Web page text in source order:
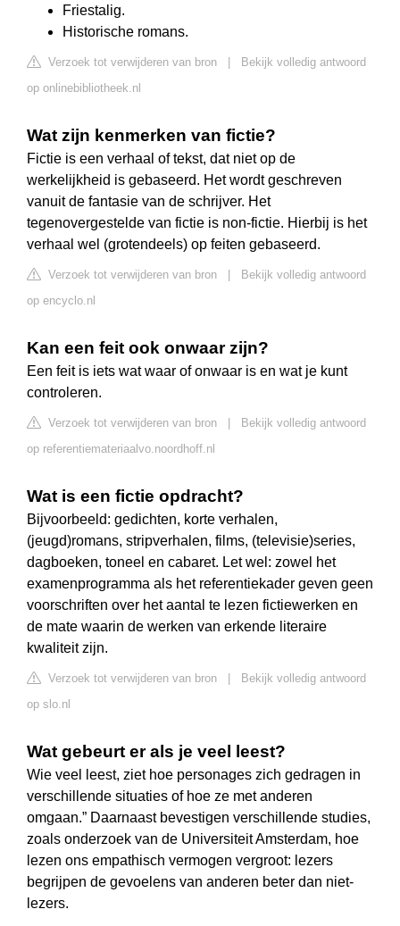
Friestalig.
Historische romans.
Verzoek tot verwijderen van bron
Bekijk volledig antwoord
op onlinebibliotheek.nl
Wat zijn kenmerken van fictie?
Fictie is een verhaal of tekst, dat niet op de
werkelijkheid is gebaseerd. Het wordt geschreven
vanuit de fantasie van de schrijver. Het
tegenovergestelde van fictie is non-fictie. Hierbij is het
verhaal wel (grotendeels) op feiten gebaseerd.
Verzoek tot verwijderen van bron
Bekijk volledig antwoord
op encyclo.nl
Kan een feit ook onwaar zijn?
Een feit is iets wat waar of onwaar is en wat je kunt
controleren.
Verzoek tot verwijderen van bron
Bekijk volledig antwoord
op referentiemateriaalvo.noordhoff.nl
Wat is een fictie opdracht?
Bijvoorbeeld: gedichten, korte verhalen,
(jeugd)romans, stripverhalen, films, (televisie)series,
dagboeken, toneel en cabaret. Let wel: zowel het
examenprogramma als het referentiekader geven geen
voorschriften over het aantal te lezen fictiewerken en
de mate waarin de werken van erkende literaire
kwaliteit zijn.
Verzoek tot verwijderen van bron
Bekijk volledig antwoord
op slo.nl
Wat gebeurt er als je veel leest?
Wie veel leest, ziet hoe personages zich gedragen in
verschillende situaties of hoe ze met anderen
omgaan.” Daarnaast bevestigen verschillende studies,
zoals onderzoek van de Universiteit Amsterdam, hoe
lezen ons empathisch vermogen vergroot: lezers
begrijpen de gevoelens van anderen beter dan niet-
lezers.